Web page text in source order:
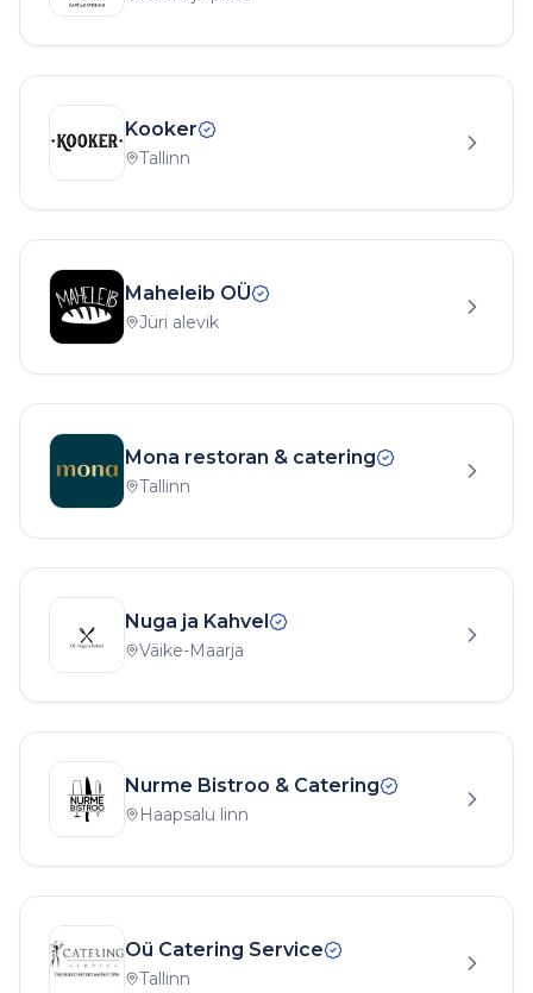
Kooker
Tallinn
Maheleib OÜ
Jüri alevik
Mona restoran & catering
Tallinn
Nuga ja Kahvel
Väike-Maarja
Nurme Bistroo & Catering
Haapsalu linn
Oü Catering Service
Tallinn